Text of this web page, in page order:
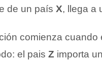
de un país X, llega a
comienza cuando
el pais Z importa